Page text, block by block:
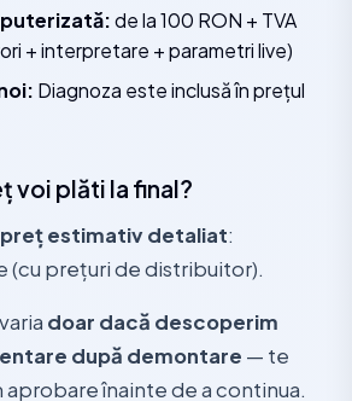
de la 100 RON + TVA
+ interpretare + parametri live)
Diagnoza este inclusă în prețul
voi plăti la final?
preț estimativ detaliat:
(cu prețuri de distribuitor).
doar dacă descoperim
după demontare — te
aprobare înainte de a continua.